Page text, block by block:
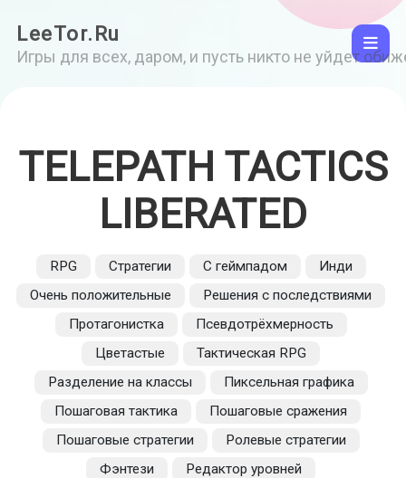
LeeTor.Ru
Игры для всех, даром, и пусть никто не уйдет
TELEPATH TACTICS
LIBERATED
RPG Стратегии С геймпадом
Инди
Очень положительные
Решения с последствиями
Протагонистка
Псевдотрёхмерность
Цветастые
Тактическая RPG
Разделение на классы
Пиксельная графика
Пошаговая тактика
Пошаговые сражения
Пошаговые стратегии
Ролевые стратегии
Фэнтези
Редактор уровней